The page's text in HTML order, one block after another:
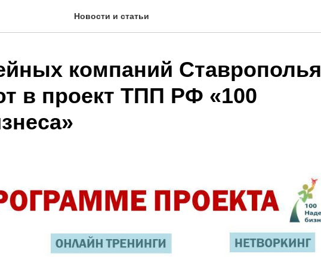
Новости и статьи
компаний Ставрополья
в проект ТПП РФ «100